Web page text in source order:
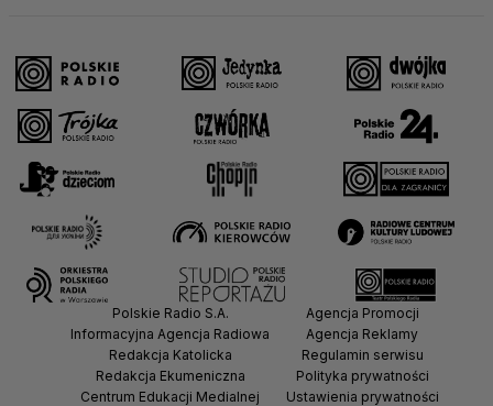
Polskie Radio S.A.
Informacyjna Agencja Radiowa
Redakcja Katolicka
Redakcja Ekumeniczna
Centrum Edukacji Medialnej
Agencja Promocji
Agencja Reklamy
Regulamin serwisu
Polityka prywatności
Ustawienia prywatności